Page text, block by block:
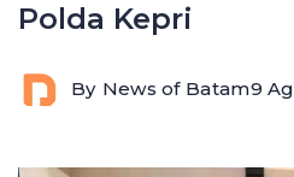
Polda Kepri
By News of Batam9